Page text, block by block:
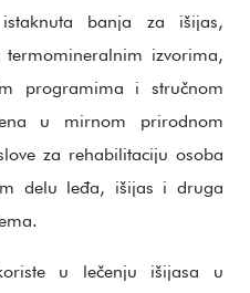
banja za išijas,
izvorima,
programima i stručnom
u mirnom prirodnom
za rehabilitaciju osoba
delu leđa, išijas i druga
u lečenju išijasa u